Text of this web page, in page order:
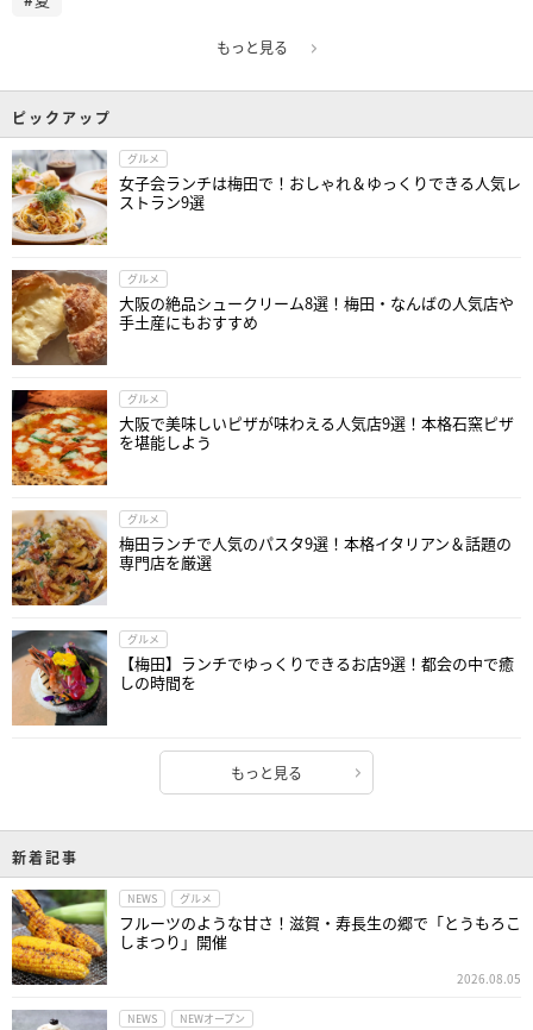
もっと見る
ピックアップ
グルメ
女子会ランチは梅田で！おしゃれ＆ゆっくりできる人気レ
ストラン9選
グルメ
大阪の絶品シュークリーム8選！梅田・なんばの人気店や
手土産にもおすすめ
グルメ
大阪で美味しいピザが味わえる人気店9選！本格石窯ピザ
を堪能しよう
グルメ
梅田ランチで人気のパスタ9選！本格イタリアン＆話題の
専門店を厳選
グルメ
【梅田】ランチでゆっくりできるお店9選！都会の中で癒
しの時間を
もっと見る
新着記事
NEWS グルメ
フルーツのような甘さ！滋賀・寿長生の郷で「とうもろこ
しまつり」開催
2026.08.05
NEWS NEWオープン